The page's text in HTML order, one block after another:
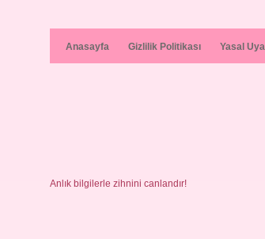
Anasayfa Gizlilik Politikası Yasal
Anlık bilgilerle zihnini canlandır!